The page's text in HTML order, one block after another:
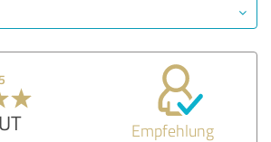
Empfehlung